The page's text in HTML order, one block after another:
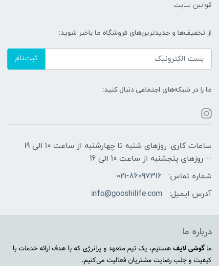
قوانین سایت
از تخفیف‌ها و جدیدترین‌های فروشگاه ما باخبر شوید:
ثبت‌نام
ما را در شبکه‌های اجتماعی دنبال کنید:
ساعات کاری: روزهای شنبه تا چهارشنبه از ساعت 10 الی 19
-- روزهای پنجشنبه از ساعت 10 الی 16
شماره تماس:
021-86097316
آدرس ایمیل:
info@gooshilife.com
درباره ما
ماگوشی لایف هستیم، یک تیم متعهد و پرانرژی که با هدف ارائه خدمات با
کیفیت و جلب رضایت مشتریان فعالیت می‌کنیم.